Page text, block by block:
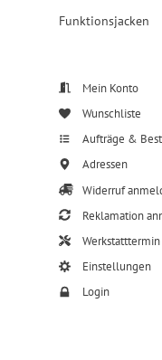
Funktionsjacken
Mein Konto
Wunschliste
Aufträge &
Adressen
Widerruf
Reklamation
Werkstatttermin
Einstellungen
Login